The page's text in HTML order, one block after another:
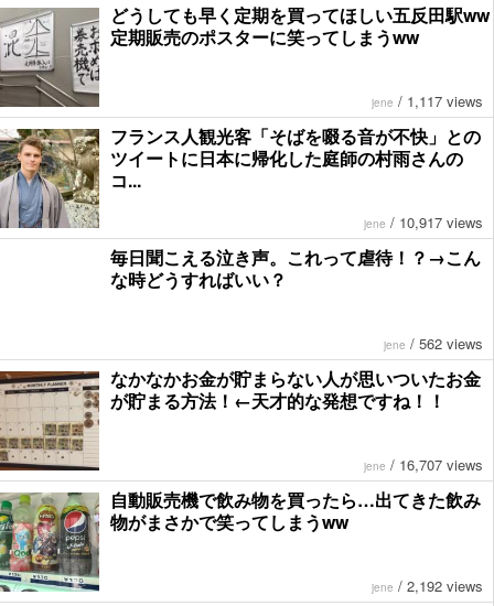
どうしても早く定期を買ってほしい五反田駅ww
定期販売のポスターに笑ってしまうww
jene / 1,117 views
フランス人観光客「そばを啜る音が不快」との
ツイートに日本に帰化した庭師の村雨さんの
コ...
jene / 10,917 views
毎日聞こえる泣き声。これって虐待！？→こん
な時どうすればいい？
jene / 562 views
なかなかお金が貯まらない人が思いついたお金
が貯まる方法！←天才的な発想ですね！！
jene / 16,707 views
自動販売機で飲み物を買ったら…出てきた飲み
物がまさかで笑ってしまうww
jene / 2,192 views